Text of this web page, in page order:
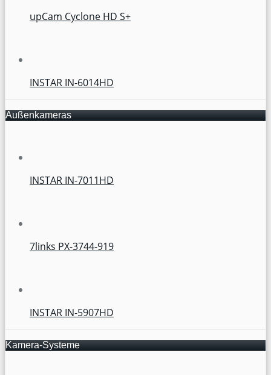
upCam Cyclone HD S+
INSTAR IN-6014HD
Außenkameras
INSTAR IN-7011HD
7links PX-3744-919
INSTAR IN-5907HD
Kamera-Systeme